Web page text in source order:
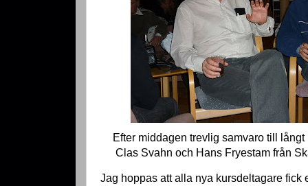
Efter middagen trevlig samvaro till
Clas Svahn och Hans Fryestam från
Jag hoppas att alla nya kursdeltagare fick